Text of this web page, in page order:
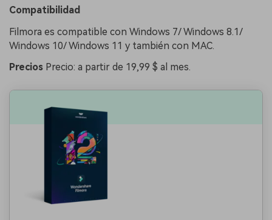
Compatibilidad
Filmora es compatible con Windows 7/ Windows 8.1/
Windows 10/ Windows 11 y también con MAC.
Precios Precio: a partir de 19,99 $ al mes.